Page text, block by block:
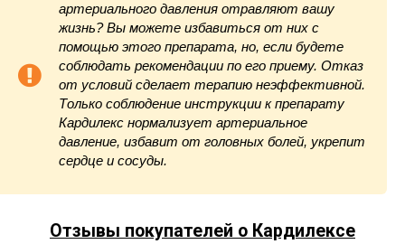
артериального давления отравляют вашу
жизнь? Вы можете избавиться от них с
помощью этого препарата, но, если будете
соблюдать рекомендации по его приему. Отказ
от условий сделает терапию неэффективной.
Только соблюдение инструкции к препарату
Кардилекс нормализует артериальное
давление, избавит от головных болей, укрепит
сердце и сосуды.
Отзывы покупателей о Кардилексе